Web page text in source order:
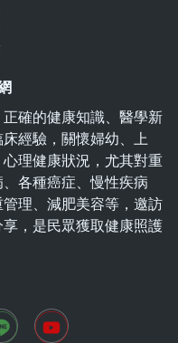
確的健康知識、醫學新
經驗，關懷婦幼、上
理健康狀況，尤其對重
各種癌症、慢性疾病
理、減肥美容等，邀訪
，是民眾獲取健康照護